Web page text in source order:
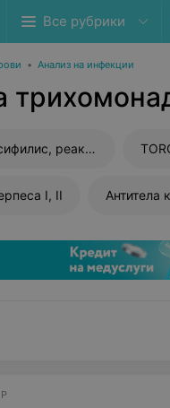
Все рубрики
• Анализ на инфекции
Анализ крови на сифилис, реакция Вассермана (RW)
I, II Антитела